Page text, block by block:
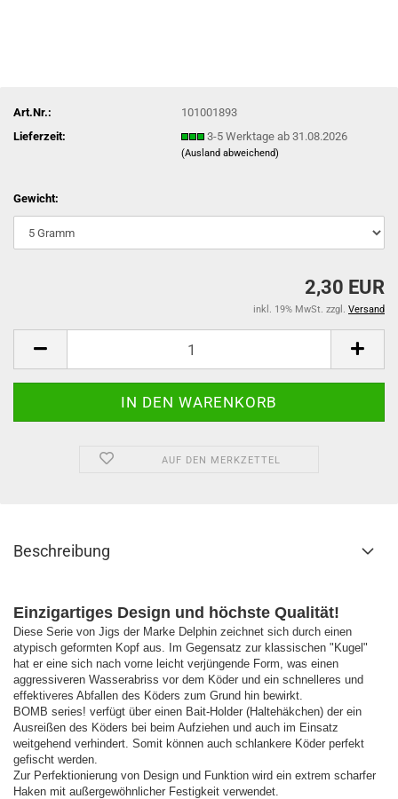
Art.Nr.:
101001893
Lieferzeit:
3-5 Werktage ab 31.08.2026
(Ausland abweichend)
Gewicht:
2,30 EUR
inkl. 19% MwSt. zzgl. Versand
AUF DEN MERKZETTEL
Beschreibung
Einzigartiges Design und höchste Qualität!
Diese Serie von Jigs der Marke Delphin zeichnet sich durch einen
atypisch geformten Kopf aus. Im Gegensatz zur klassischen "Kugel"
hat er eine sich nach vorne leicht verjüngende Form, was einen
aggressiveren Wasserabriss vor dem Köder und ein schnelleres und
effektiveres Abfallen des Köders zum Grund hin bewirkt.
BOMB series! verfügt über einen Bait-Holder (Haltehäkchen) der ein
Ausreißen des Köders bei beim Aufziehen und auch im Einsatz
weitgehend verhindert. Somit können auch schlankere Köder perfekt
gefischt werden.
Zur Perfektionierung von Design und Funktion wird ein extrem scharfer
Haken mit außergewöhnlicher Festigkeit verwendet.